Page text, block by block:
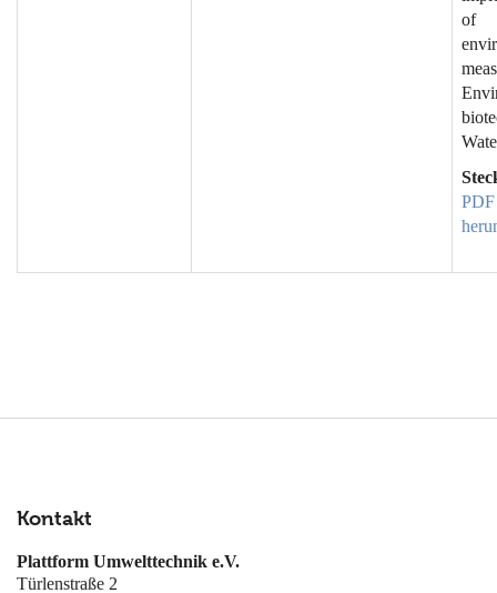
of
PDF
Kontakt
Plattform Umwelttechnik e.V.
Türlenstraße 2